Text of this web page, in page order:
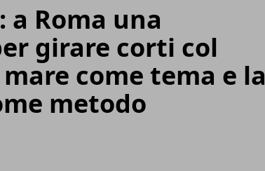
a Roma una
girare corti col
come tema e la
metodo